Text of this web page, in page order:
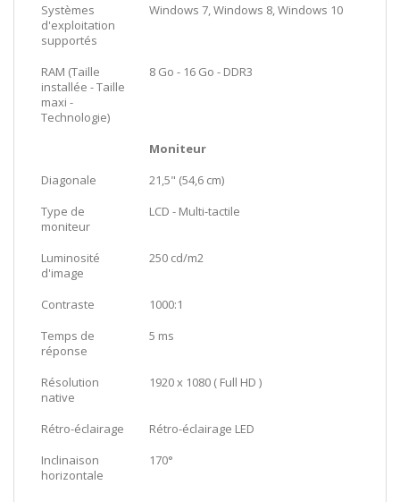
Systèmes
d'exploitation
supportés
Windows 7, Windows 8, Windows 10
RAM (Taille
installée - Taille
maxi -
Technologie)
8 Go - 16 Go - DDR3
Moniteur
Diagonale
21,5" (54,6 cm)
Type de
moniteur
LCD - Multi-tactile
Luminosité
d'image
250 cd/m2
Contraste
1000:1
Temps de
réponse
5 ms
Résolution
native
1920 x 1080 ( Full HD )
Rétro-éclairage
Rétro-éclairage LED
Inclinaison
horizontale
170°